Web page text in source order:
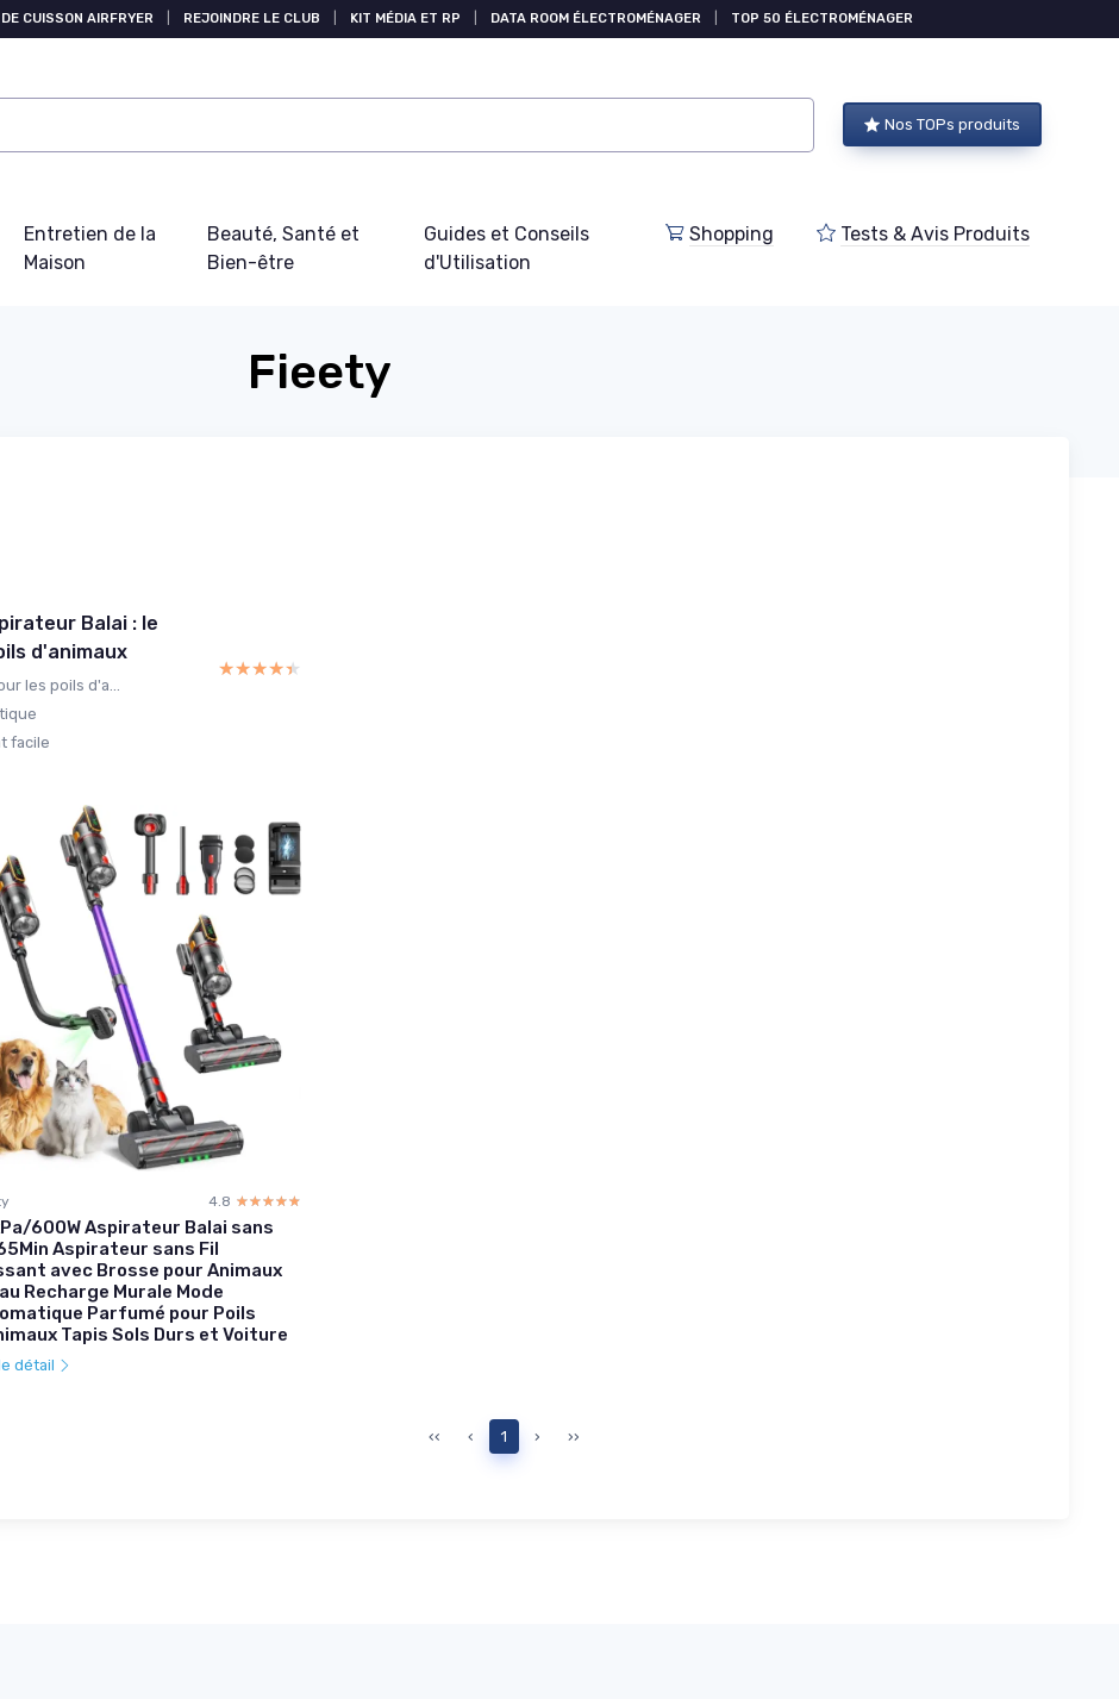
CUISSON AIRFRYER REJOINDRE LE CLUB KIT MÉDIA ET RP DATA ROOM ÉLECTROMÉNAGER TOP 50 ÉLECTROMÉNAGER
Nos TOPs produits
Entretien de la
Maison
Beauté, Santé et
Bien-être
Guides et Conseils
d'Utilisation
Shopping Tests & Avis Produits
Fieety
Balai : le
d'animaux
les poils d'a...
facile
★★★★★
★★★★★
4.8 ☆☆☆☆☆
★★★★★
600W Aspirateur Balai sans
Aspirateur sans Fil
avec Brosse pour Animaux
Recharge Murale Mode
Parfumé pour Poils
Tapis Sols Durs et Voiture
détail
‹‹ ‹ 1 › ››